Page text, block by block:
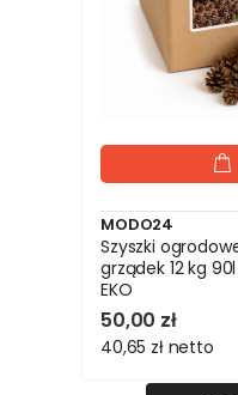
MODO24
Szyszki
grządek 12 kg 90l
EKO
50,00 zł
40,65 zł netto